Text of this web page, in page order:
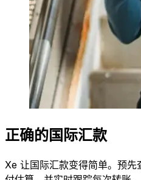
正确的国际汇款
Xe 让国际汇款变得简单。预